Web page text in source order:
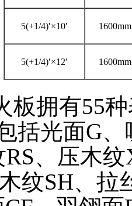
5(+1/4)′×10′
5(+1/4)′×12′
板拥有55
括光面G
、压木
纹SH、拉